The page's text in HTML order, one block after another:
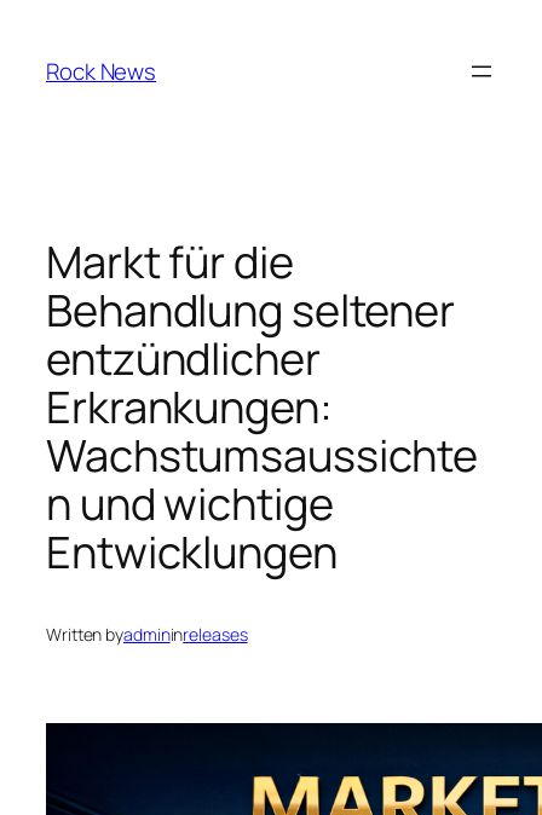
content
Rock News
Markt für die
Behandlung seltener
entzündlicher
Erkrankungen:
Wachstumsaussichte
n und wichtige
Entwicklungen
Written byadmininreleases